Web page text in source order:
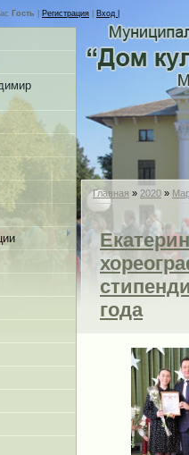
Гость Регистрация Вход |
Главная » 2020 »
года